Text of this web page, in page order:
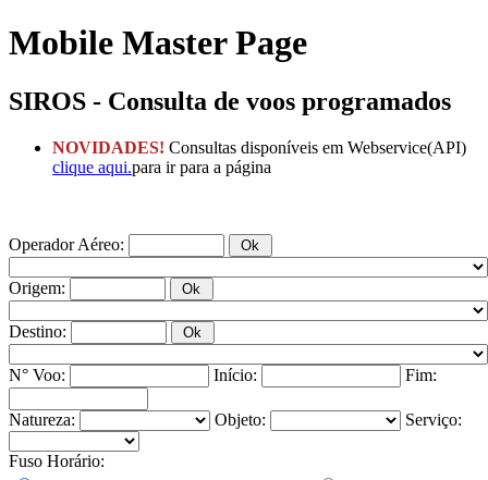
Mobile Master Page
SIROS - Consulta de voos programados
NOVIDADES! Consultas disponíveis em Webservice(API)
clique aqui.para ir para a página
Operador Aéreo:
Origem:
Destino:
N° Voo: Início: Fim:
Natureza: Objeto: Serviço:
Fuso Horário: